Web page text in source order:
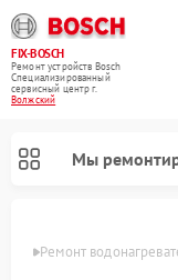
FIX-BOSCH
Ремонт устройств Bosch
Специализированный
cервисный центр г.
Волжский
Мы
Ремонт